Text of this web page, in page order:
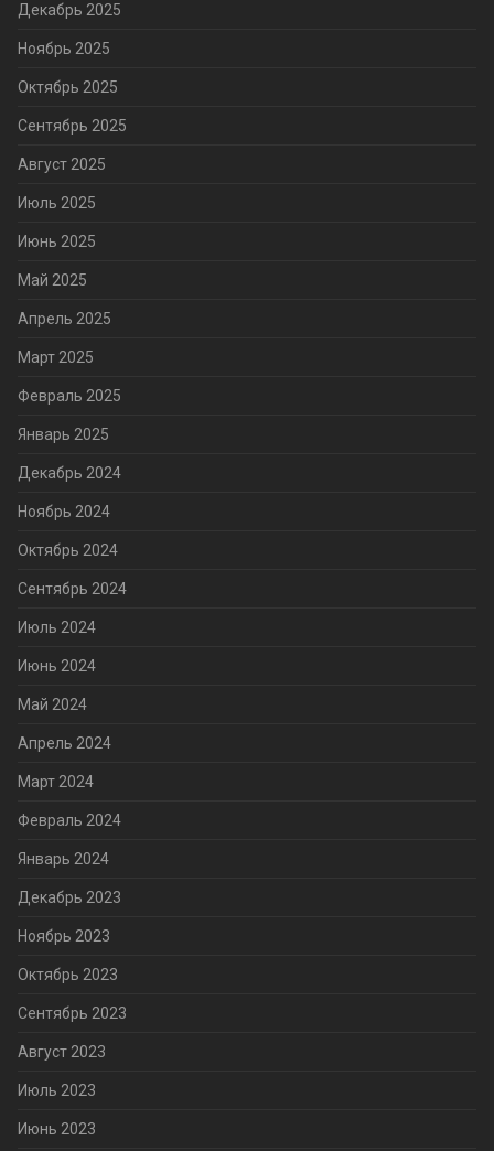
Декабрь 2025
Ноябрь 2025
Октябрь 2025
Сентябрь 2025
Август 2025
Июль 2025
Июнь 2025
Май 2025
Апрель 2025
Март 2025
Февраль 2025
Январь 2025
Декабрь 2024
Ноябрь 2024
Октябрь 2024
Сентябрь 2024
Июль 2024
Июнь 2024
Май 2024
Апрель 2024
Март 2024
Февраль 2024
Январь 2024
Декабрь 2023
Ноябрь 2023
Октябрь 2023
Сентябрь 2023
Август 2023
Июль 2023
Июнь 2023